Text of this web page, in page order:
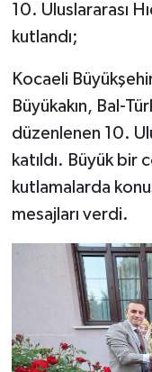
10. Uluslararası
kutlandı;
Kocaeli
Büyükakın, Bal-
düzenlenen 10.
katıldı. Büyük bir
kutlamalarda
mesajları verdi.